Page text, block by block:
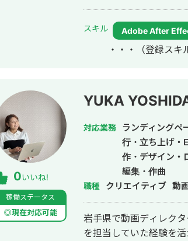
させていただきます。
す。
スキル Adobe After
・・・ （登録スキ
0いいね!
稼働ステータス
◎現在対応可能
YUKA
対応業務
ランディングペ
行・立ち上げ・
作・デザイン・
編集・作曲
職種 クリエイティブ 動
岩手県で動画ディレクターをし
を担当していた経験を